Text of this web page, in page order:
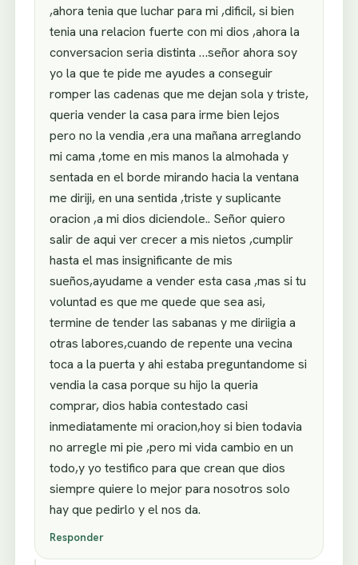
,ahora tenia que luchar para mi ,dificil, si bien
tenia una relacion fuerte con mi dios ,ahora la
conversacion seria distinta …señor ahora soy
yo la que te pide me ayudes a conseguir
romper las cadenas que me dejan sola y triste,
queria vender la casa para irme bien lejos
pero no la vendia ,era una mañana arreglando
mi cama ,tome en mis manos la almohada y
sentada en el borde mirando hacia la ventana
me diriji, en una sentida ,triste y suplicante
oracion ,a mi dios diciendole.. Señor quiero
salir de aqui ver crecer a mis nietos ,cumplir
hasta el mas insignificante de mis
sueños,ayudame a vender esta casa ,mas si tu
voluntad es que me quede que sea asi,
termine de tender las sabanas y me diriigia a
otras labores,cuando de repente una vecina
toca a la puerta y ahi estaba preguntandome si
vendia la casa porque su hijo la queria
comprar, dios habia contestado casi
inmediatamente mi oracion,hoy si bien todavia
no arregle mi pie ,pero mi vida cambio en un
todo,y yo testifico para que crean que dios
siempre quiere lo mejor para nosotros solo
hay que pedirlo y el nos da.
Responder